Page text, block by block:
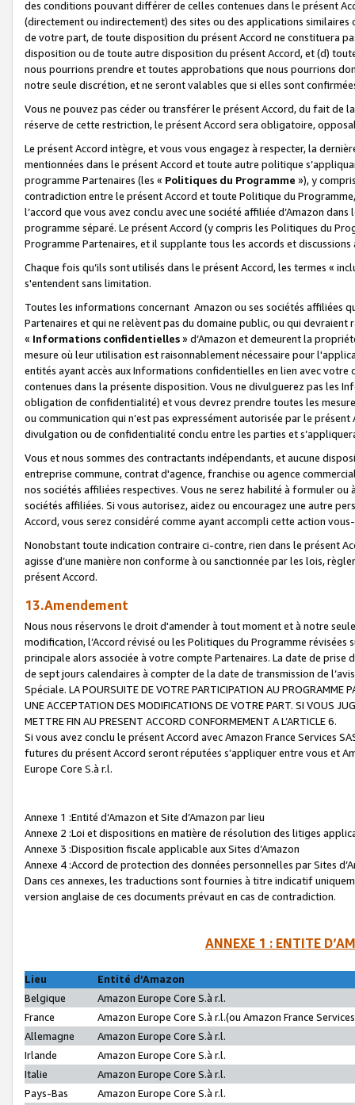
des conditions pouvant différer de celles contenues dans le présent
(directement ou indirectement) des sites ou des applications
de votre part, de toute disposition du présent Accord ne constituera
disposition ou de toute autre disposition du présent Accord, et (d)
nous pourrions prendre et toutes approbations que nous pourrions
notre seule discrétion, et ne seront valables que si elles sont
Vous ne pouvez pas céder ou transférer le présent Accord, du fait de
réserve de cette restriction, le présent Accord sera obligatoire,
Le présent Accord intègre, et vous vous engagez à respecter, la
mentionnées dans le présent Accord et toute autre politique
programme Partenaires (les « Politiques du Programme »), y
contradiction entre le présent Accord et toute Politique du
l’accord que vous avez conclu avec une société affiliée d’Amazon
programme séparé. Le présent Accord (y compris les Politiques du
Programme Partenaires, et il supplante tous les accords et discussions
Chaque fois qu’ils sont utilisés dans le présent Accord, les termes «
s'entendent sans limitation.
Toutes les informations concernant Amazon ou ses sociétés affiliées
Partenaires et qui ne relèvent pas du domaine public, ou qui
« Informations confidentielles» d’Amazon et demeurent la
mesure où leur utilisation est raisonnablement nécessaire pour
entités ayant accès aux Informations confidentielles en lien avec
contenues dans la présente disposition. Vous ne divulguerez pas les
obligation de confidentialité) et vous devrez prendre toutes les
ou communication qui n’est pas expressément autorisée par le
divulgation ou de confidentialité conclu entre les parties et
Vous et nous sommes des contractants indépendants, et aucune
entreprise commune, contrat d'agence, franchise ou agence
nos sociétés affiliées respectives. Vous ne serez habilité à formuler
sociétés affiliées. Si vous autorisez, aidez ou encouragez une autre
Accord, vous serez considéré comme ayant accompli cette action
Nonobstant toute indication contraire ci-contre, rien dans le présent
agisse d’une manière non conforme à ou sanctionnée par les lois,
présent Accord.
13.Amendement
Nous nous réservons le droit d'amender à tout moment et à notre
modification, l’Accord révisé ou les Politiques du Programme
principale alors associée à votre compte Partenaires. La date de
de sept jours calendaires à compter de la date de transmission de
Spéciale. LA POURSUITE DE VOTRE PARTICIPATION AU PROGRAMME
UNE ACCEPTATION DES MODIFICATIONS DE VOTRE PART. SI VOUS
METTRE FIN AU PRESENT ACCORD CONFORMEMENT A L’ARTICLE 6.
Si vous avez conclu le présent Accord avec Amazon France Services
futures du présent Accord seront réputées s’appliquer entre vous et
Europe Core S.à r.l.
Annexe 1 :Entité d’Amazon et Site d’Amazon par lieu
Annexe 2 :Loi et dispositions en matière de résolution des litiges
Annexe 3 :Disposition fiscale applicable aux Sites d’Amazon
Annexe 4 :Accord de protection des données personnelles par Sites
Dans ces annexes, les traductions sont fournies à titre indicatif
version anglaise de ces documents prévaut en cas de contradiction.
ANNEXE 1 : ENTITE
Lieu
Entité d’Amazon
Belgique
Amazon Europe Core S.à r.l.
France
Amazon Europe Core S.à r.l.(ou Amazon France
Allemagne
Amazon Europe Core S.à r.l.
Irlande
Amazon Europe Core S.à r.l.
Italie
Amazon Europe Core S.à r.l.
Pays-Bas
Amazon Europe Core S.à r.l.